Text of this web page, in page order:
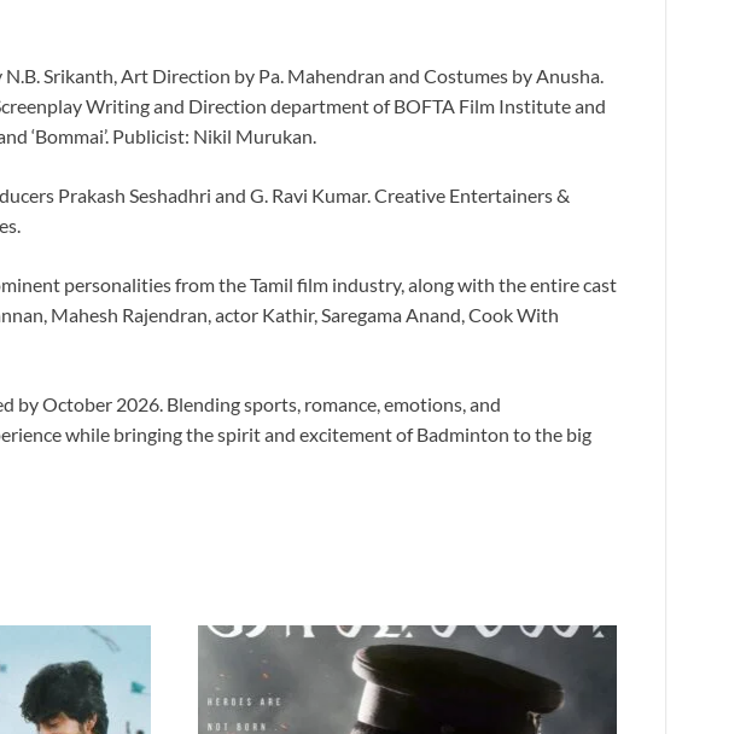
Srikanth, Art Direction by Pa. Mahendran and Costumes by Anusha.
Writing and Direction department of BOFTA Film Institute and
‘Bommai’. Publicist: Nikil Murukan.
Prakash Seshadhri and G. Ravi Kumar. Creative Entertainers &
personalities from the Tamil film industry, along with the entire cast
Mahesh Rajendran, actor Kathir, Saregama Anand, Cook With
October 2026. Blending sports, romance, emotions, and
while bringing the spirit and excitement of Badminton to the big